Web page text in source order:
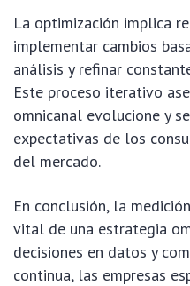
La optimización implica
implementar cambios
análisis y refinar
Este proceso iterativo
omnicanal evolucione y
expectativas de los
del mercado.
En conclusión, la
vital de una estrategia
decisiones en datos y
continua, las empresas